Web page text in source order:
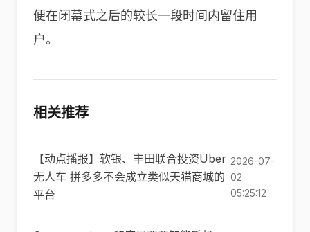
便在闭幕式之后的较长一段时间内留住用
户。
相关推荐
【动点播报】软银、丰田联合投资Uber
无人车 拼多多不会成立类似天猫商城的
平台
2026-07-
02
05:25:12